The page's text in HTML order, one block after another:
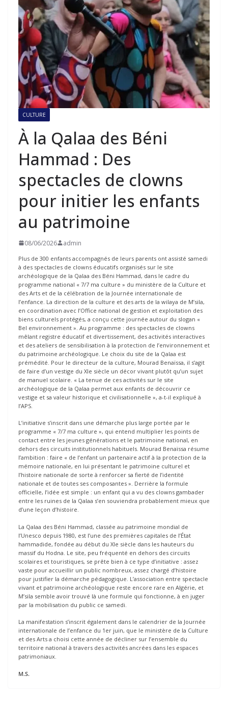
CULTURE
À la Qalaa des Béni
Hammad : Des
spectacles de clowns
pour initier les enfants
au patrimoine
08/06/2026 admin
Plus de 300 enfants accompagnés de leurs parents ont assisté samedi
à des spectacles de clowns éducatifs organisés sur le site
archéologique de la Qalaa des Béni Hammad, dans le cadre du
programme national « 7/7 ma culture » du ministère de la Culture et
des Arts et de la célébration de la Journée internationale de
l’enfance. La direction de la culture et des arts de la wilaya de M’sila,
en coordination avec l’Office national de gestion et exploitation des
biens culturels protégés, a conçu cette journée autour du slogan «
Bel environnement ». Au programme : des spectacles de clowns
mêlant registre éducatif et divertissement, des activités interactives
et des ateliers de sensibilisation à la protection de l’environnement et
du patrimoine archéologique. Le choix du site de la Qalaa est
prémédité. Pour le directeur de la culture, Mourad Benaïssa, il s’agit
de faire d’un vestige du XIe siècle un décor vivant plutôt qu’un sujet
de manuel scolaire. « La tenue de ces activités sur le site
archéologique de la Qalaa permet aux enfants de découvrir ce
vestige et sa valeur historique et civilisationnelle », a-t-il expliqué à
l’APS.
L’initiative s’inscrit dans une démarche plus large portée par le
programme « 7/7 ma culture », qui entend multiplier les points de
contact entre les jeunes générations et le patrimoine national, en
dehors des circuits institutionnels habituels. Mourad Benaïssa résume
l’ambition : faire « de l’enfant un partenaire actif à la protection de la
mémoire nationale, en lui présentant le patrimoine culturel et
l’histoire nationale de sorte à renforcer sa fierté de l’identité
nationale et de toutes ses composantes ». Derrière la formule
officielle, l’idée est simple : un enfant qui a vu des clowns gambader
entre les ruines de la Qalaa s’en souviendra probablement mieux que
d’une leçon d’histoire.
La Qalaa des Béni Hammad, classée au patrimoine mondial de
l’Unesco depuis 1980, est l’une des premières capitales de l’État
hammadide, fondée au début du XIe siècle dans les hauteurs du
massif du Hodna. Le site, peu fréquenté en dehors des circuits
scolaires et touristiques, se prête bien à ce type d’initiative : assez
vaste pour accueillir un public nombreux, assez chargé d’histoire
pour justifier la démarche pédagogique. L’association entre spectacle
vivant et patrimoine archéologique reste encore rare en Algérie, et
M’sila semble avoir trouvé là une formule qui fonctionne, à en juger
par la mobilisation du public ce samedi.
La manifestation s’inscrit également dans le calendrier de la Journée
internationale de l’enfance du 1er juin, que le ministère de la Culture
et des Arts a choisi cette année de décliner sur l’ensemble du
territoire national à travers des activités ancrées dans les espaces
patrimoniaux.
M.S.